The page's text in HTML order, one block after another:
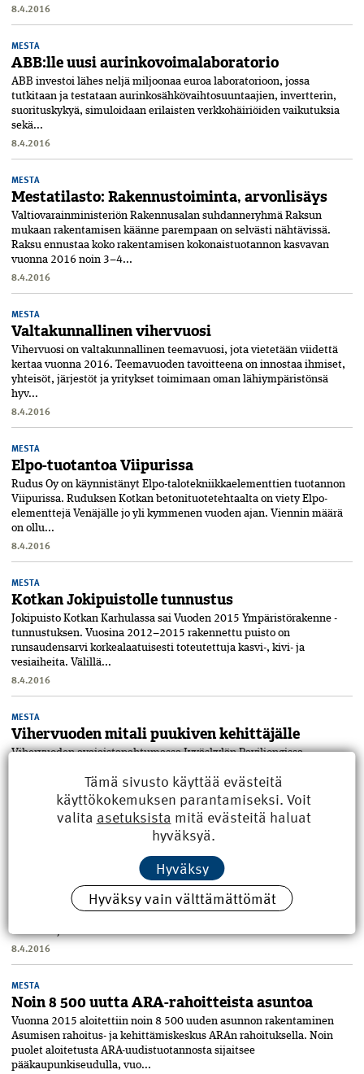
8.4.2016
MESTA
ABB:lle uusi aurinkovoimalaboratorio
ABB investoi lähes neljä miljoonaa euroa laboratorioon, jossa
tutkitaan ja testataan aurinkosähkövaihtosuuntaajien, invertterin,
suorituskykyä, simuloidaan erilaisten verkkohäiriöiden vaikutuksia
sekä...
8.4.2016
MESTA
Mestatilasto: Rakennustoiminta, arvonlisäys
Valtiovarainministeriön Rakennusalan suhdanneryhmä Raksun
mukaan rakentamisen käänne parempaan on selvästi nähtävissä.
Raksu ennustaa koko rakentamisen kokonaistuotannon kasvavan
vuonna 2016 noin 3–4...
8.4.2016
MESTA
Valtakunnallinen vihervuosi
Vihervuosi on valtakunnallinen teemavuosi, jota vietetään viidettä
kertaa vuonna 2016. Teemavuoden tavoitteena on innostaa ihmiset,
yhteisöt, järjestöt ja yritykset toimimaan oman lähiympäristönsä
hyv...
8.4.2016
MESTA
Elpo-tuotantoa Viipurissa
Rudus Oy on käynnistänyt Elpo-talotekniikkaelementtien tuotannon
Viipurissa. Ruduksen Kotkan betonituotetehtaalta on viety Elpo-
elementtejä Venäjälle jo yli kymmenen vuoden ajan. Viennin määrä
on ollu...
8.4.2016
MESTA
Kotkan Jokipuistolle tunnustus
Jokipuisto Kotkan Karhulassa sai Vuoden 2015 Ympäristörakenne -
tunnustuksen. Vuosina 2012–2015 rakennettu puisto on
runsaudensarvi korkealaatuisesti toteutettuja kasvi-, kivi- ja
vesiaiheita. Välillä...
8.4.2016
MESTA
Vihervuoden mitali puukiven kehittäjälle
Vihervuoden avajaistapahtumassa Jyväskylän Paviljongissa
hyväksi tehdystä ansiokkaasta työstä. Yksi mitalin saaneista on
Destamatic Oy. Se...
Olympiastadionin uudistamistyö käynnistyi
Helsingin Olympiastadionin uudistamistyö käynnistyi maaliskuussa
louhinta- ja maanrakennustöillä. Vuonna 1938 valmistunut Stadion
katetaan j...
8.4.2016
MESTA
Noin 8 500 uutta ARA-rahoitteista asuntoa
Vuonna 2015 aloitettiin noin 8 500 uuden asunnon rakentaminen
Asumisen rahoitus- ja kehittämiskeskus ARAn rahoituksella. Noin
puolet aloitetusta ARA-uudistuotannosta sijaitsee
pääkaupunkiseudulla, vuo...
Tämä sivusto käyttää evästeitä
käyttökokemuksen parantamiseksi. Voit
valita asetuksista mitä evästeitä haluat
hyväksyä.
Hyväksy
Hyväksy vain välttämättömät